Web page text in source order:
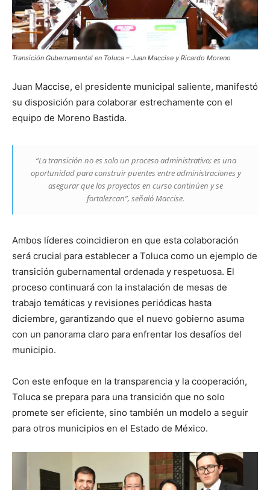
Transición Gubernamental en Toluca – Juan Maccise y Ricardo Moreno
Juan Maccise, el presidente municipal saliente, manifestó
su disposición para colaborar estrechamente con el
equipo de Moreno Bastida.
“La transición no es solo un proceso administrativo; es una
oportunidad para construir puentes entre administraciones y
asegurar que los proyectos en curso continúen y se
fortalezcan”, señaló Maccise.
Ambos líderes coincidieron en que esta colaboración
será crucial para establecer a Toluca como un ejemplo de
transición gubernamental ordenada y respetuosa. El
proceso continuará con la instalación de mesas de
trabajo temáticas y revisiones periódicas hasta
diciembre, garantizando que el nuevo gobierno asuma
con un panorama claro para enfrentar los desafíos del
municipio.
Con este enfoque en la transparencia y la cooperación,
Toluca se prepara para una transición que no solo
promete ser eficiente, sino también un modelo a seguir
para otros municipios en el Estado de México.